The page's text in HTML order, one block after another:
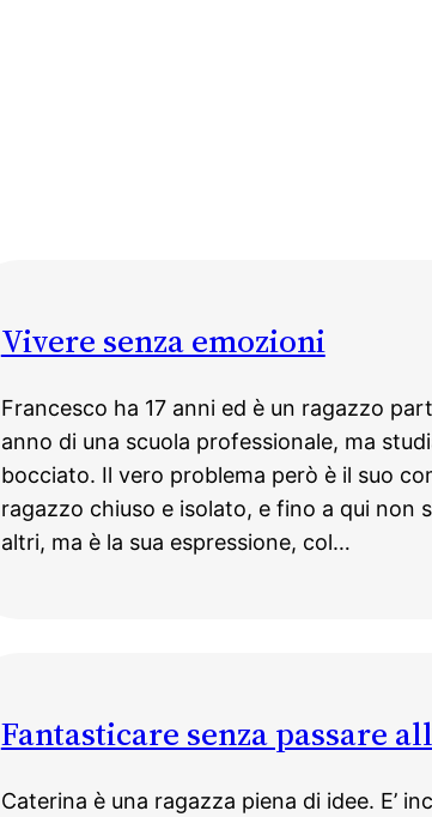
Vivere senza emozioni
Francesco ha 17 anni ed è un ragazzo
anno di una scuola professionale, ma
bocciato. Il vero problema però è il suo
ragazzo chiuso e isolato, e fino a qui non
altri, ma è la sua espressione, col…
Fantasticare senza passare
Caterina è una ragazza piena di idee. E’